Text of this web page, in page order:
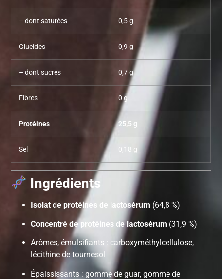
– dont saturées 0,5 g
Glucides 0,9 g
– dont sucres 0,7 g
Fibres 0 g
Protéines 25,5 g
Sel 0,18 g
Ingrédients
Isolat de protéines de lactosérum (64,8 %)
Concentré de protéines de lactosérum (31,9 %)
Arômes, émulsifiants : carboxyméthylcellulose,
lécithine de tournesol
Épaississants : gomme de guar, gomme de